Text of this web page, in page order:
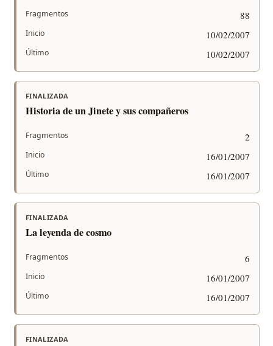
Fragmentos 88
Inicio 10/02/2007
Último 10/02/2007
FINALIZADA
Historia de un Jinete y sus compañeros
Fragmentos 2
Inicio 16/01/2007
Último 16/01/2007
FINALIZADA
La leyenda de cosmo
Fragmentos 6
Inicio 16/01/2007
Último 16/01/2007
FINALIZADA